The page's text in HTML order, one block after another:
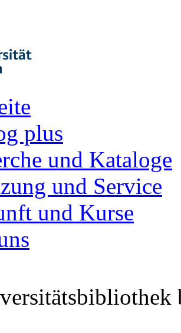
plus
und Kataloge
und Service
und Kurse